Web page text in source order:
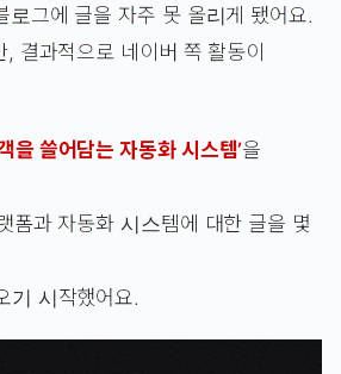
로그에 글을 자주 못 올리게 됐어요.
, 결과적으로 네이버 쪽 활동이
을 쓸어담는 자동화 시스템’을
폼과 자동화 시스템에 대한 글을 몇
기 시작했어요.